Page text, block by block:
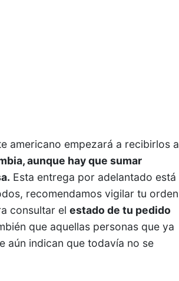
americano empezará a recibirlos a
aunque hay que sumar
Esta entrega por adelantado está
recomendamos vigilar tu orden
consultar el estado de tu pedido
que aquellas personas que ya
aún indican que todavía no se